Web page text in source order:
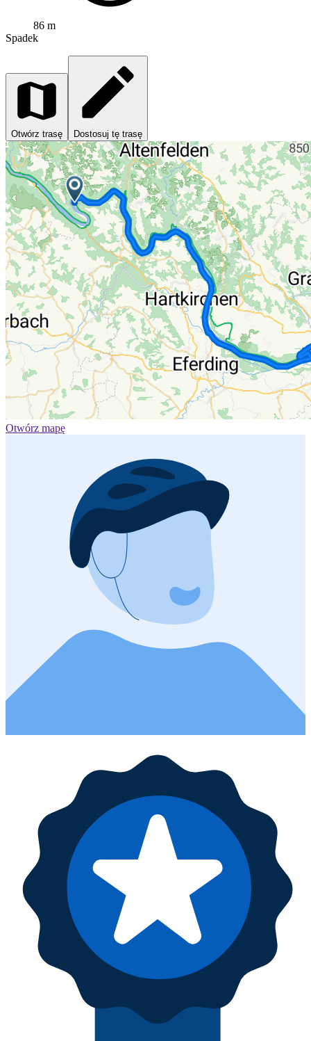
86 m
Spadek
Otwórz trasę Dostosuj tę trasę
Otwórz mapę